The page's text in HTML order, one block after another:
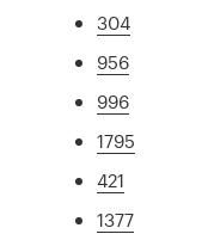
304
956
996
1795
421
1377